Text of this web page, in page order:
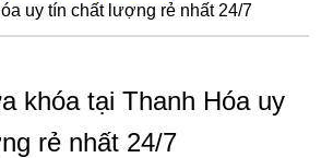
uy tín chất lượng rẻ nhất 24/7
khóa tại Thanh Hóa uy
rẻ nhất 24/7